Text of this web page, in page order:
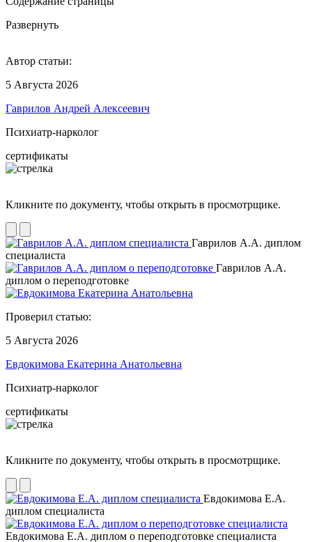
Развернуть
Автор статьи:
5 Августа 2026
Гаврилов Андрей Алексеевич
Психиатр-нарколог
сертификаты
Кликните по документу, чтобы открыть в просмотрщике.
Гаврилов А.А. диплом
специалиста
Гаврилов А.А.
диплом о переподготовке
Проверил статью:
5 Августа 2026
Евдокимова Екатерина Анатольевна
Психиатр-нарколог
сертификаты
Кликните по документу, чтобы открыть в просмотрщике.
Евдокимова Е.А.
диплом специалиста
Евдокимова Е.А. диплом о переподготовке специалиста